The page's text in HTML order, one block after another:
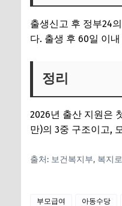
출생신고 후 정부24
다. 출생 후 60일 이
정리
2026년 출산 지원은
만)의 3중 구조이고,
출처: 보건복지부, 복지
부모급여 아동수당